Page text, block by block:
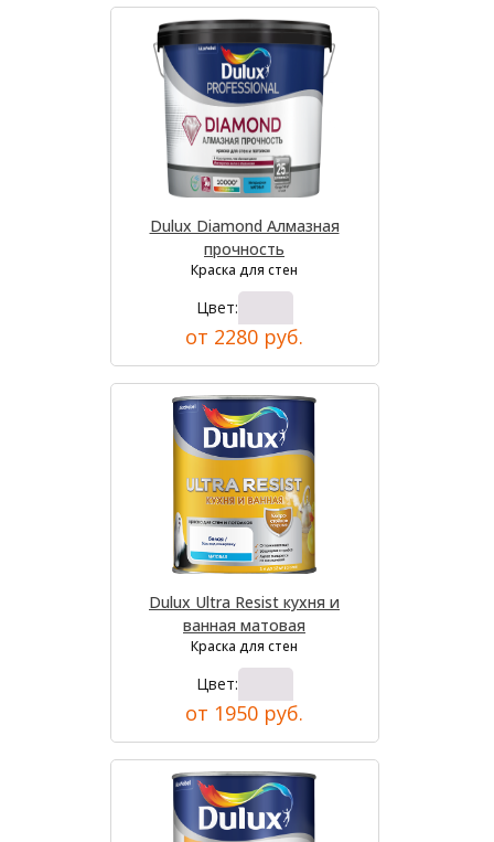
Dulux Diamond Алмазная
прочность
Краска для стен
Цвет:
от 2280 руб.
Dulux Ultra Resist кухня и
ванная матовая
Краска для стен
Цвет:
от 1950 руб.